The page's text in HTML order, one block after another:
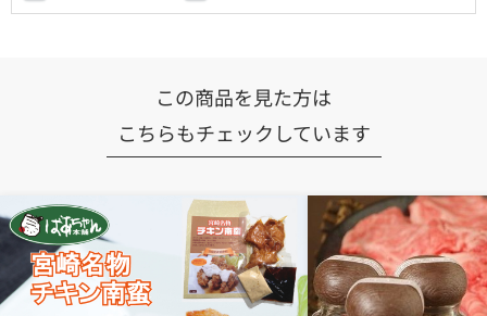
この商品を見た方は
こちらもチェックしています